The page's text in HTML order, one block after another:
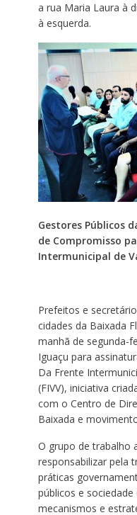
a rua Maria Laura à
à esquerda.
Gestores Públicos
de Compromisso
Intermunicipal de
Prefeitos e
cidades da Baixada
manhã de segunda-
Iguaçu para
Da Frente
(FIVV), iniciativa
com o Centro de
Baixada e
O grupo de trabalho
responsabilizar pela
práticas
públicos e
mecanismos e